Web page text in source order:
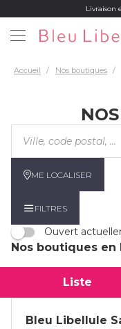
Livraison
Accueil Nos boutiques
Veuillez
renseigner
ME LOCALISER
FILTRES
Ouvert
Nos boutiques en
Liste
Bleu Libellule